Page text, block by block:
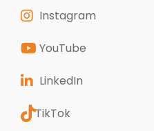
Instagram
YouTube
LinkedIn
TikTok